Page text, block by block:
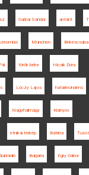
Garbai Sándor antant
München Békéscsaba
török béke Hicsik Dóra
Lóczy Lajos határincindens
Nagyhalmágy Kisinyov
etnikai térkép Batrina
Bulgária Egry Gábor